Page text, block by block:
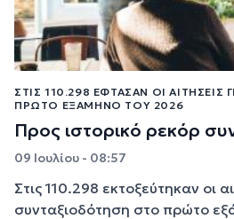
ΣΤΙΣ 110.298 ΈΦΤΑΣΑΝ ΟΙ
ΠΡΏΤΟ ΕΞΆΜΗΝΟ ΤΟΥ 2026
Προς ιστορικό ρεκόρ
09 Ιουλίου - 08:57
Στις 110.298 εκτοξεύτηκαν οι
συνταξιοδότηση στο πρώτο